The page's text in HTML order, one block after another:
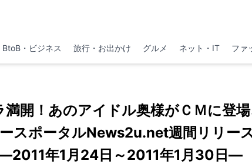
BtoB・ビジネス 旅行・お出かけ グルメ ネット・IT ファ
満開！あのアイドル奥様がＣＭに登
ースポータルNews2u.net週間リリ
年1月24日～2011年1月30日―